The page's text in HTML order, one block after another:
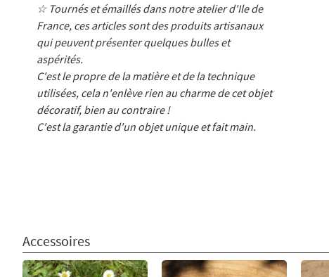
☆ Tournés et émaillés dans notre atelier d'Ile de
France, ces articles sont des produits artisanaux
qui peuvent présenter quelques bulles et
aspérités.
C'est le propre de la matière et de la technique
utilisées, cela n'enlève rien au charme de cet objet
décoratif, bien au contraire !
C'est la garantie d'un objet unique et fait main.
Accessoires